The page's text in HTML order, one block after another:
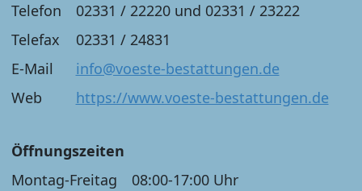
Telefon
02331 / 22220 und 02331 / 23222
Telefax
02331 / 24831
E-Mail
info@voeste-bestattungen.de
Web
https://www.voeste-bestattungen.de
Öffnungszeiten
Montag-Freitag
08:00-17:00 Uhr